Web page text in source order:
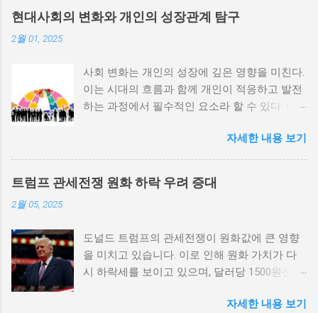
한 교훈을 준다. 정치적 불안정성과 내전 발발
위험 정치적 불안정성은 내전 발발의 핵심 요인
적 갈등이 심화되고, 이로 인해 내전의 위험이
증가한다. 이와 같은 경우, 국민들은 정부에 대
한 불만을 느끼고, 체제 전복을 위해 무장 세력
역사적으로도 정치적 불안정성이 높은 국가에
서는 종종 내전이 발발했던 예가 많다. 이러한
비극적인 상황을 방지하기 위해서는 먼저 정치
한 원인 중 하나는 경제적 불균형이다. 경제가
일부 계층에 의해 독점되고, 대다수의 국민이 경
제적 불안정과 빈곤 속에서 고통받게 되면, 사회
적 불만이 쌓이기 마련이다. 이와 같은 경제적
현대사회의 변화와 개인의 성장관계 탐구
2월 01, 2025
사회 변화는 개인의 성장에 깊은 영향을 미친다.
이는 시대의 흐름과 함께 개인이 적응하고 발전
하는 과정에서 필수적인 요소라 할 수 있다. 따
탐구하는 것이 필요하다. 사회 변화의 의미와 구
조 사회 변화란 특정 사회의 구조, 문화, 가치관
등이 시간이 지남에 따라 변화하는 과정을 의미
한다. 이러한 변화는 다양한 요인에 의해 발생할
이루어진다. 예를 들어, 산업 혁명은 사람들이
일하는 방식과 생활 방식을 완전히 변화시켰다.
이에 따라 개인의 역할과 목표 또한 변화할 수밖
로운 기회를 창출한다. 예를 들어, 정보통신기술
자세한 내용 보기
트럼프 관세전쟁 원화 하락 우려 증대
2월 05, 2025
도널드 트럼프의 관세전쟁이 원화값에 큰 영향
을 미치고 있습니다. 이로 인해 원화 가치가 다
시 하락세를 보이고 있으며, 달러당 1500원선이
이러한 경제적 변화가 앞으로 어떻게 전개될지
자세한 내용 보기